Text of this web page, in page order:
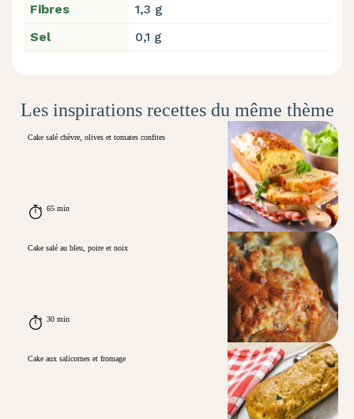
Fibres
1,3 g
Sel
0,1 g
Les inspirations recettes du même thème
Cake salé chèvre, olives et tomates confites
65 min
Cake salé au bleu, poire et noix
30 min
Cake aux salicornes et fromage